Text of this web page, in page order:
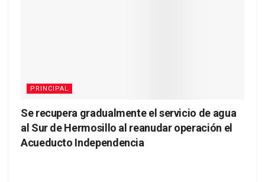
PRINCIPAL
Se recupera gradualmente el servicio de agua
al Sur de Hermosillo al reanudar operación el
Acueducto Independencia